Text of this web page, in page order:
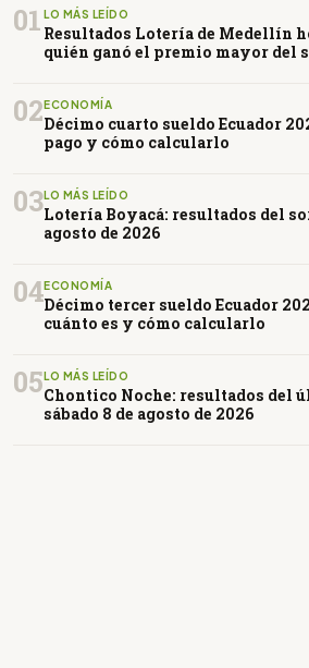
01 LO MÁS LEÍDO
Resultados Lotería de Medellín
quién ganó el premio mayor del
02 ECONOMÍA
Décimo cuarto sueldo Ecuador
pago y cómo calcularlo
03LO MÁS LEÍDO
Lotería Boyacá: resultados del
agosto de 2026
04ECONOMÍA
Décimo tercer sueldo Ecuador
cuánto es y cómo calcularlo
05 LO MÁS LEÍDO
Chontico Noche: resultados del
sábado 8 de agosto de 2026